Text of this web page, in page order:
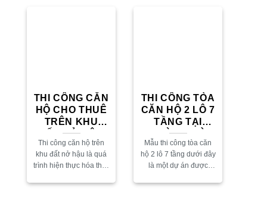
THI CÔNG CĂN
HỘ CHO THUÊ
TRÊN KHU
ĐẤT NỞ HẬU
Thi công căn hộ trên
khu đất nở hậu là quá
trình hiện thực hóa thiết
THI CÔNG TÒA
CĂN HỘ 2 LÔ 7
TẦNG TẠI
PHƯỜNG HÒA
CƯỜNG
Mẫu thi công tòa căn
hộ 2 lô 7 tầng dưới đây
là một dự án được